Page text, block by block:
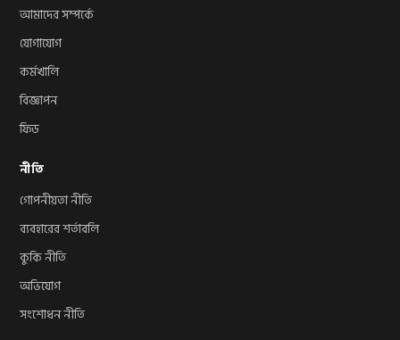
আমাদের সম্পর্কে
যোগাযোগ
কর্মখালি
বিজ্ঞাপন
ফিড
নীতি
গোপনীয়তা নীতি
ব্যবহারের শর্তাবলি
কুকি নীতি
অভিযোগ
সংশোধন নীতি